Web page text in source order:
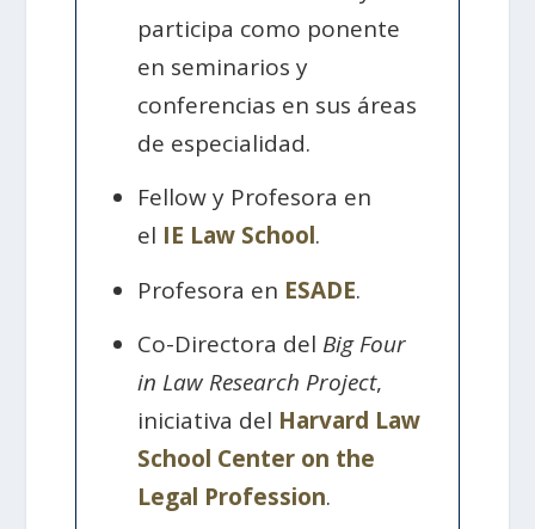
participa como ponente
en seminarios y
conferencias en sus áreas
de especialidad.
Fellow y Profesora en
el IE Law School.
Profesora en ESADE.
Co-Directora del Big Four
in Law Research Project,
iniciativa del Harvard Law
School Center on the
Legal Profession.